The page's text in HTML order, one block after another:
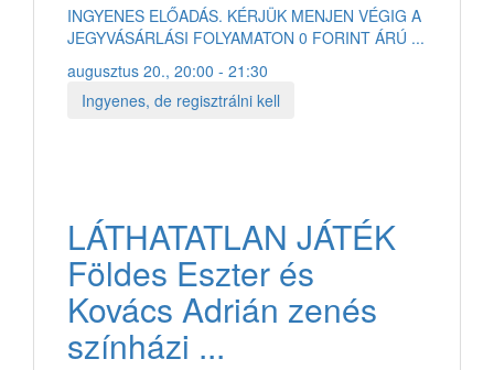
INGYENES ELŐADÁS. KÉRJÜK MENJEN VÉGIG A
JEGYVÁSÁRLÁSI FOLYAMATON 0 FORINT ÁRÚ ...
augusztus 20., 20:00 - 21:30
Ingyenes, de regisztrálni kell
LÁTHATATLAN JÁTÉK
Földes Eszter és
Kovács Adrián zenés
színházi ...